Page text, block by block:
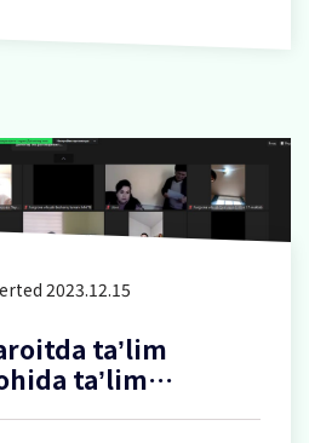
2023.12.15
taʼlim
taʼlim